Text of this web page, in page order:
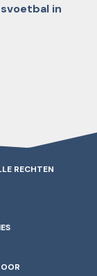
in
RECHTEN